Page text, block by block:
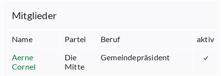
Mitglieder
Name Partei Beruf
aktiv
Aerne
Cornel
Die
Mitte
Gemeindepräsident